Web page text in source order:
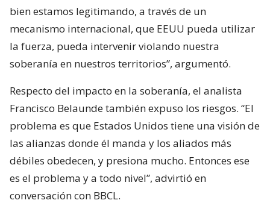
bien estamos legitimando, a través de un
mecanismo internacional, que EEUU pueda utilizar
la fuerza, pueda intervenir violando nuestra
soberanía en nuestros territorios”, argumentó.
Respecto del impacto en la soberanía, el analista
Francisco Belaunde también expuso los riesgos. “El
problema es que Estados Unidos tiene una visión de
las alianzas donde él manda y los aliados más
débiles obedecen, y presiona mucho. Entonces ese
es el problema y a todo nivel”, advirtió en
conversación con BBCL.